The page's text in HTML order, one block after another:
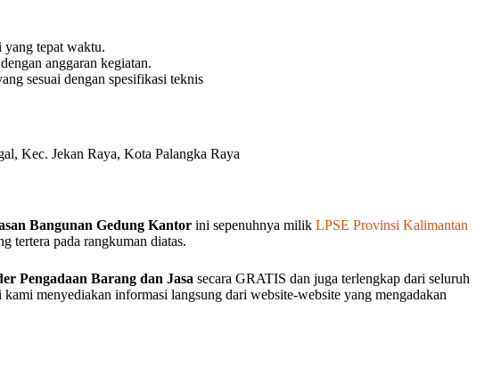
yang tepat waktu.
anggaran kegiatan.
sesuai dengan spesifikasi teknis
Kec. Jekan Raya, Kota Palangka Raya
Bangunan Gedung Kantor ini sepenuhnya milik LPSE Provinsi Kalimantan
tertera pada rangkuman diatas.
Pengadaan Barang dan Jasa secara GRATIS dan juga terlengkap dari seluruh
menyediakan informasi langsung dari website-website yang mengadakan